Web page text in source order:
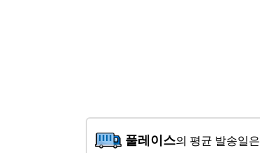
풀레이스의 평균 발송일은